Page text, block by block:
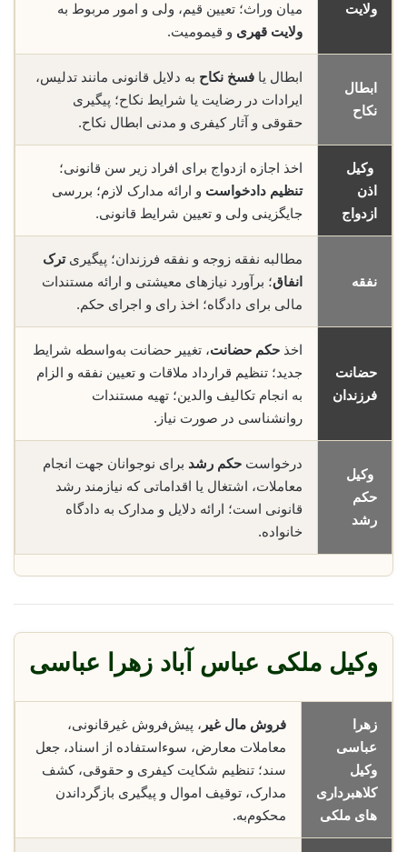
ولایت
میان وراث؛ تعیین قیم، ولی و امور مربوط به
ولایت قهری و قیمومیت.
ابطال
نکاح
ابطال یا فسخ نکاح به دلایل قانونی مانند تدلیس،
ایرادات در رضایت یا شرایط نکاح؛ پیگیری
حقوقی و آثار کیفری و مدنی ابطال نکاح.
وکیل
اذن
ازدواج
اخذ اجازه ازدواج برای افراد زیر سن قانونی؛
تنظیم دادخواست و ارائه مدارک لازم؛ بررسی
جایگزینی ولی و تعیین شرایط قانونی.
نفقه
مطالبه نفقه زوجه و نفقه فرزندان؛ پیگیریترک
انفاق؛ برآورد نیازهای معیشتی و ارائه مستندات
مالی برای دادگاه؛ اخذ رای و اجرای حکم.
حضانت
فرزندان
اخذ حکم حضانت، تغییر حضانت به‌واسطه شرایط
جدید؛ تنظیم قرارداد ملاقات و تعیین نفقه و الزام
به انجام تکالیف والدین؛ تهیه مستندات
روانشناسی در صورت نیاز.
وکیل
حکم
رشد
درخواست حکم رشد برای نوجوانان جهت انجام
معاملات، اشتغال یا اقداماتی که نیازمند رشد
قانونی است؛ ارائه دلایل و مدارک به دادگاه
خانواده.
وکیل ملکی عباس آباد زهرا عباسی
زهرا
عباسی
وکیل
کلاهبرداری
های ملکی
فروش مال غیر ، پیش‌فروش غیرقانونی،
معاملات معارض، سوء‌استفاده از اسناد، جعل
سند؛ تنظیم شکایت کیفری و حقوقی، کشف
مدارک، توقیف اموال و پیگیری بازگرداندن
محکوم‌به.